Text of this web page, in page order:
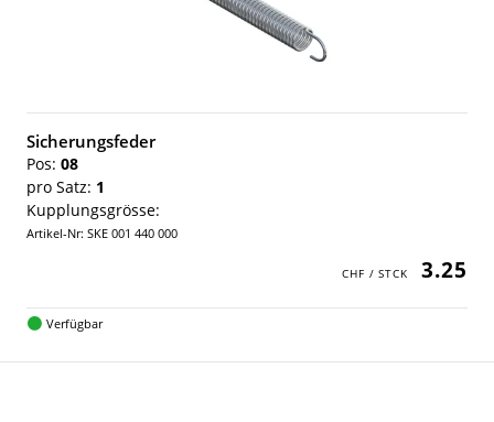
Sicherungsfeder
Pos: 08
pro Satz: 1
Kupplungsgrösse:
Artikel-Nr: SKE 001 440 000
3.25
Verfügbar